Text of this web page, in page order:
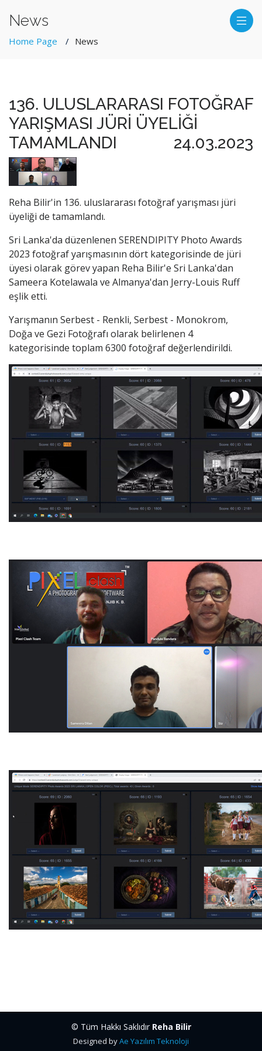
News
Home Page News
136. ULUSLARARASI FOTOĞRAF
YARIŞMASI JÜRİ ÜYELİĞİ
TAMAMLANDI
24.03.2023
Reha Bilir'in 136. uluslararası fotoğraf yarışması jüri
üyeliği de tamamlandı.
Sri Lanka'da düzenlenen SERENDIPITY Photo Awards
2023 fotoğraf yarışmasının dört kategorisinde de jüri
üyesi olarak görev yapan Reha Bilir'e Sri Lanka'dan
Sameera Kotelawala ve Almanya'dan Jerry-Louis Ruff
eşlik etti.
Yarışmanın Serbest - Renkli, Serbest - Monokrom,
Doğa ve Gezi Fotoğrafı olarak belirlenen 4
kategorisinde toplam 6300 fotoğraf değerlendirildi.
© Tüm Hakkı Saklıdır Reha Bilir
Designed byAe Yazılım Teknoloji